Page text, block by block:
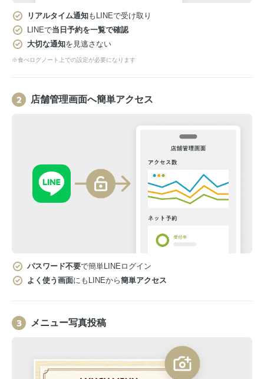
リアルタイム通知もLINEで受け取り
LINEで当日予約を一覧で確認
大切な通知を見逃さない
※食べログノート上での設定が必要になります
店舗管理画面へ簡単アクセス
パスワード不要で簡単LINEログイン
よく使う画面にもLINEから簡単アクセス
メニュー写真投稿